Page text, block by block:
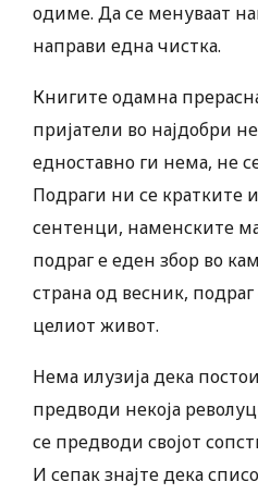
одиме. Да се менуваат
направи една чистка.
Книгите одамна
пријатели во најдобри
едноставно ги нема, не
Подраги ни се кратките
сентенци, наменските
подраг е еден збор во
страна од весник,
целиот живот.
Нема илузија дека
предводи некоја
се предводи својот
И сепак знајте дека